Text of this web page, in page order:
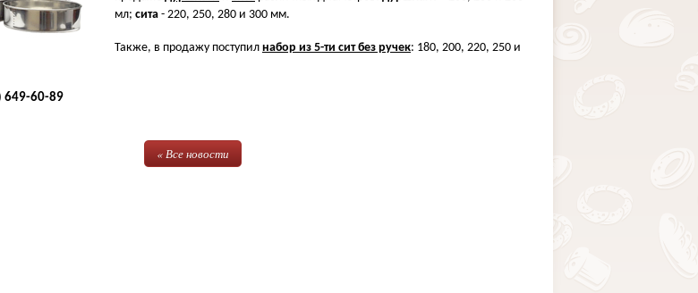
мл; сита - 220, 250, 280 и 300 мм.
Также, в продажу поступил набор из 5-ти сит без ручек: 180, 200, 220, 250 и
649-60-89
« Все новости